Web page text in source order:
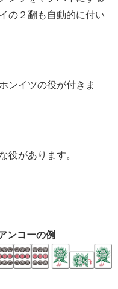
の２翻も自動的に付い
ンイツの役が付きま
役があります。
ンコーの例